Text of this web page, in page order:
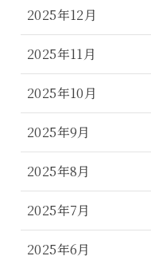
2025年12月
2025年11月
2025年10月
2025年9月
2025年8月
2025年7月
2025年6月